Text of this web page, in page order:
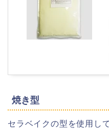
焼き型
セラベイクの型を使用し